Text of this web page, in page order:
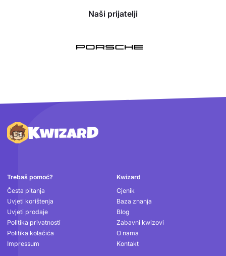
Naši prijatelji
Podnožje
Trebaš pomoć?
Česta pitanja
Uvjeti korištenja
Uvjeti prodaje
Politika privatnosti
Politika kolačića
Impressum
Kwizard
Cjenik
Baza znanja
Blog
Zabavni kwizovi
O nama
Kontakt